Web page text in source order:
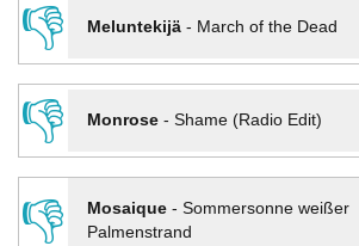
👎
Meluntekijä- March of the Dead
👎
Monrose- Shame (Radio Edit)
👎
Mosaique- Sommersonne weißer
Palmenstrand